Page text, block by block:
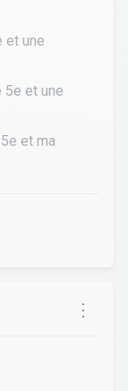
et une
et une
et ma